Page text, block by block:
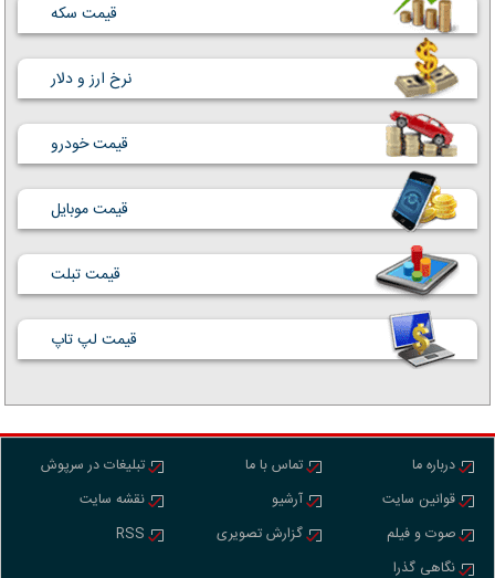
قیمت سکه
نرخ ارز و دلار
قیمت خودرو
قیمت موبایل
قیمت تبلت
قیمت لپ تاپ
درباره ما
قوانین سایت
صوت و فیلم
نگاهی گذرا
تماس با ما
آرشیو
گزارش تصویری
تبلیغات در سرپوش
نقشه سایت
RSS